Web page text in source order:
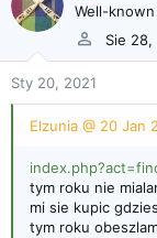
Well-
Sie 28,
Sty 20, 2021
Elzunia @ 20 Jan
tym roku nie
mi sie kupic
tym roku